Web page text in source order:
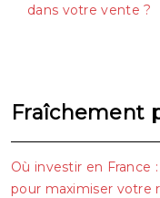
dans votre vente ?
Fraîchement
Où investir en France
pour maximiser votre